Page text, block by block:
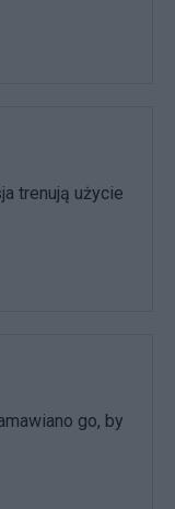
trenują użycie
go, by